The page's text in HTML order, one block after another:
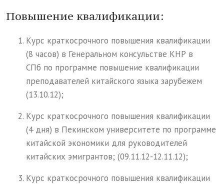
Повышение квалификации:
Курс краткосрочного повышения квалификации
(8 часов) в Генеральном консульстве КНР в
СПб по программе повышение квалификации
преподавателей китайского языка зарубежем
(13.10.12);
Курс краткосрочного повышения квалификации
(4 дня) в Пекинском университете по программе
китайской экономики для руководителей
китайских эмигрантов; (09.11.12-12.11.12);
Курс краткосрочного повышения квалификации